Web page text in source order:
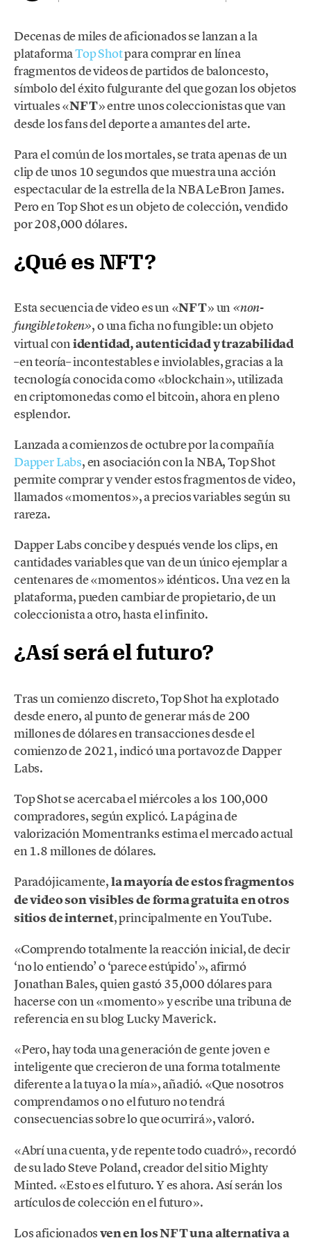
Decenas de miles de aficionados se lanzan a la
plataformaTop Shotpara comprar en línea
fragmentos de videos de partidos de baloncesto,
símbolo del éxito fulgurante del que gozan los objetos
virtuales «NFT» entre unos coleccionistas que van
desde los fans del deporte a amantes del arte.
Para el común de los mortales, se trata apenas de un
clip de unos 10 segundos que muestra una acción
espectacular de la estrella de la NBA LeBron James.
Pero en Top Shot es un objeto de colección, vendido
por 208,000 dólares.
¿Qué es NFT?
Esta secuencia de video es un «NFT» un «non-
fungible token», o una ficha no fungible: un objeto
virtual conidentidad, autenticidad y trazabilidad
–en teoría– incontestables e inviolables, gracias a la
tecnología conocida como «blockchain», utilizada
en criptomonedas como el bitcoin, ahora en pleno
esplendor.
Lanzada a comienzos de octubre por la compañía
Dapper Labs, en asociación con la NBA, Top Shot
permite comprar y vender estos fragmentos de video,
llamados «momentos», a precios variables según su
rareza.
Dapper Labs concibe y después vende los clips, en
cantidades variables que van de un único ejemplar a
centenares de «momentos» idénticos. Una vez en la
plataforma, pueden cambiar de propietario, de un
coleccionista a otro, hasta el infinito.
¿Así será el futuro?
Tras un comienzo discreto, Top Shot ha explotado
desde enero, al punto de generar más de 200
millones de dólares en transacciones desde el
comienzo de 2021, indicó una portavoz de Dapper
Labs.
Top Shot se acercaba el miércoles a los 100,000
compradores, según explicó. La página de
valorización Momentranks estima el mercado actual
en 1.8 millones de dólares.
Paradójicamente,la mayoría de estos fragmentos
de video son visibles de forma gratuita en otros
sitios de internet, principalmente en YouTube.
«Comprendo totalmente la reacción inicial, de decir
‘no lo entiendo’ o ‘parece estúpido'», afirmó
Jonathan Bales, quien gastó 35,000 dólares para
hacerse con un «momento» y escribe una tribuna de
referencia en su blog Lucky Maverick.
«Pero, hay toda una generación de gente joven e
inteligente que crecieron de una forma totalmente
diferente a la tuya o la mía», añadió. «Que nosotros
comprendamos o no el futuro no tendrá
consecuencias sobre lo que ocurrirá», valoró.
«Abrí una cuenta, y de repente todo cuadró», recordó
de su lado Steve Poland, creador del sitio Mighty
Minted. «Esto es el futuro. Y es ahora. Así serán los
artículos de colección en el futuro».
Los aficionadosven en los NFT una alternativa a